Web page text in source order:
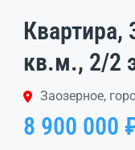
Квартира,
кв.м., 2/2
Заозерное,
8 900 000